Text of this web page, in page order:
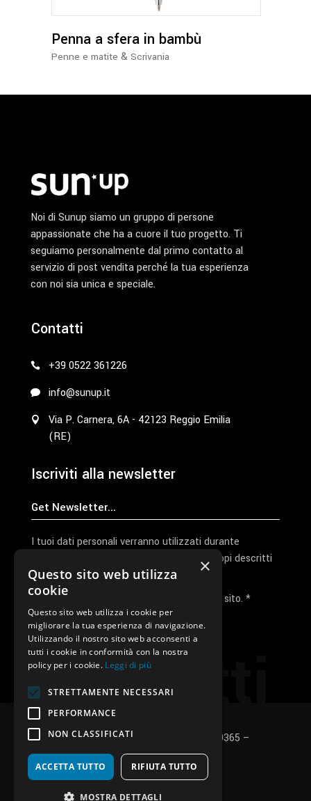
Penna a sfera in bambù
Penne e matite & Scrivania
Contatti
Noi di Sunup siamo un gruppo di persone
appassionate che ha a cuore il tuo progetto. Ti
seguiamo personalmente dal primo contatto al
servizio di post vendita perché la tua esperienza
con noi sia unica e speciale.
Contatti
+39 0522 361226
info@sunup.it
Via P. Carnera, 6A - 42123 Reggio Emilia
(RE)
Iscriviti alla newsletter
I tuoi dati personali verranno utilizzati durante
l'elaborazione della richiesta e per altri scopi descritti
nella nostraprivacy policy
Ho letto e accetto la privacy policy del sito. *
Invia I Dati
SUNUP S.r.l. – P.Iva e C.F.: 03496530365 –
Privacy policy –Cookies policy
fb in
×
Questo sito web utilizza
cookie
Questo sito web utilizza i cookie per
migliorare la tua esperienza di navigazione.
Utilizzando il nostro sito web acconsenti a
tutti i cookie in conformità con la nostra
policy per i cookie. Leggi di più
STRETTAMENTE NECESSARI
PERFORMANCE
NON CLASSIFICATI
ACCETTA TUTTO RIFIUTA TUTTO
MOSTRA DETTAGLI